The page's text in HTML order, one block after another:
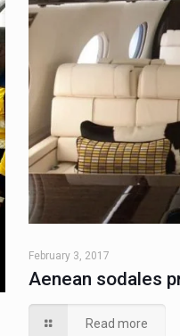
February 3, 2017
Aenean sodales
Read more